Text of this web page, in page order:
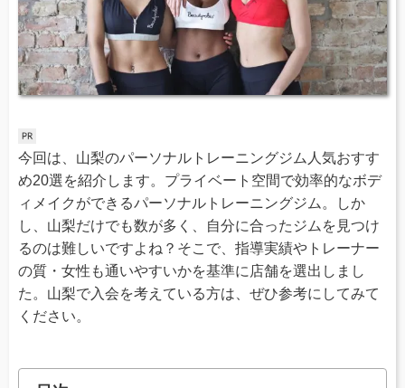
今回は、山梨のパーソナルトレーニングジム人気おすす
め20選を紹介します。プライベート空間で効率的なボデ
ィメイクができるパーソナルトレーニングジム。しか
し、山梨だけでも数が多く、自分に合ったジムを見つけ
るのは難しいですよね？そこで、指導実績やトレーナー
の質・女性も通いやすいかを基準に店舗を選出しまし
た。山梨で入会を考えている方は、ぜひ参考にしてみて
ください。